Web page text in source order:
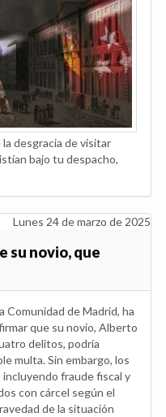
desgracia de visitar
bajo tu despacho,
Lunes 24 de marzo de 2025
su novio, que
Comunidad de Madrid, ha
que su novio, Alberto
delitos, podría
multa. Sin embargo, los
fraude fiscal y
con cárcel según el
de la situación